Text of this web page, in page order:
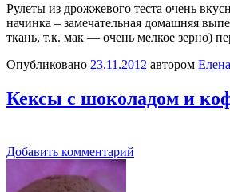
Рулеты из дрожжевого теста очень
начинка – замечательная домашняя
ткань, т.к. мак — очень мелкое зерно)
Опубликовано 23.11.2012 автором
Кексы с шоколадом и
Добавить комментарий